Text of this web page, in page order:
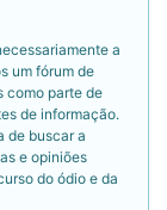
a
um fórum de
como parte de
de informação.
de buscar a
e opiniões
do ódio e da